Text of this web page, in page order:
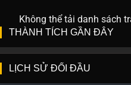
Không thể tải danh sách
THÀNH TÍCH GẦN ĐÂY
LỊCH SỬ ĐỐI ĐẦU